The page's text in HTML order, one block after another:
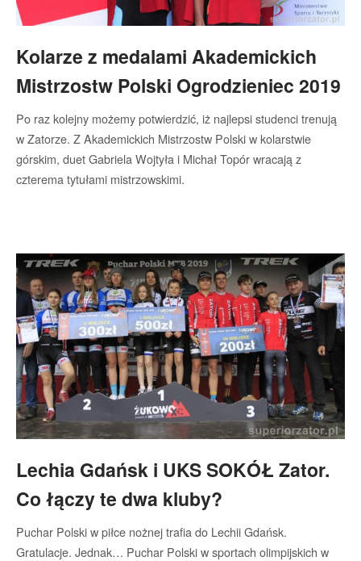
Kolarze z medalami Akademickich
Mistrzostw Polski Ogrodzieniec 2019
Po raz kolejny możemy potwierdzić, iż najlepsi studenci trenują
w Zatorze. Z Akademickich Mistrzostw Polski w kolarstwie
górskim, duet Gabriela Wojtyła i Michał Topór wracają z
czterema tytułami mistrzowskimi.
Lechia Gdańsk i UKS SOKÓŁ Zator.
Co łączy te dwa kluby?
Puchar Polski w piłce nożnej trafia do Lechii Gdańsk.
Gratulacje. Jednak… Puchar Polski w sportach olimpijskich w